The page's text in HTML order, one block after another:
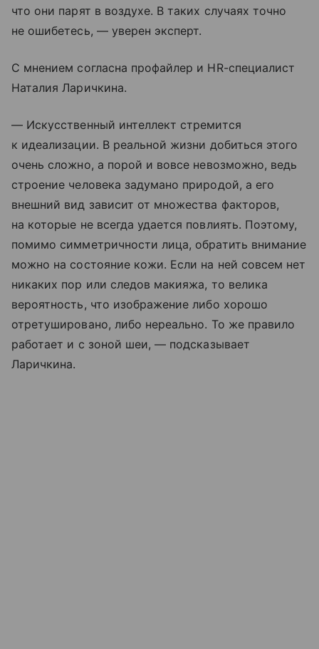
что они парят в воздухе. В таких случаях точно
не ошибетесь, — уверен эксперт.
С мнением согласна профайлер и HR-специалист
Наталия Ларичкина.
— Искусственный интеллект стремится
к идеализации. В реальной жизни добиться этого
очень сложно, а порой и вовсе невозможно, ведь
строение человека задумано природой, а его
внешний вид зависит от множества факторов,
на которые не всегда удается повлиять. Поэтому,
помимо симметричности лица, обратить внимание
можно на состояние кожи. Если на ней совсем нет
никаких пор или следов макияжа, то велика
вероятность, что изображение либо хорошо
отретушировано, либо нереально. То же правило
работает и с зоной шеи, — подсказывает
Ларичкина.